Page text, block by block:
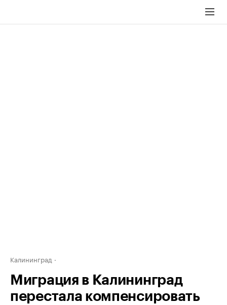
Калининград
Миграция в Калининград
перестала компенсировать